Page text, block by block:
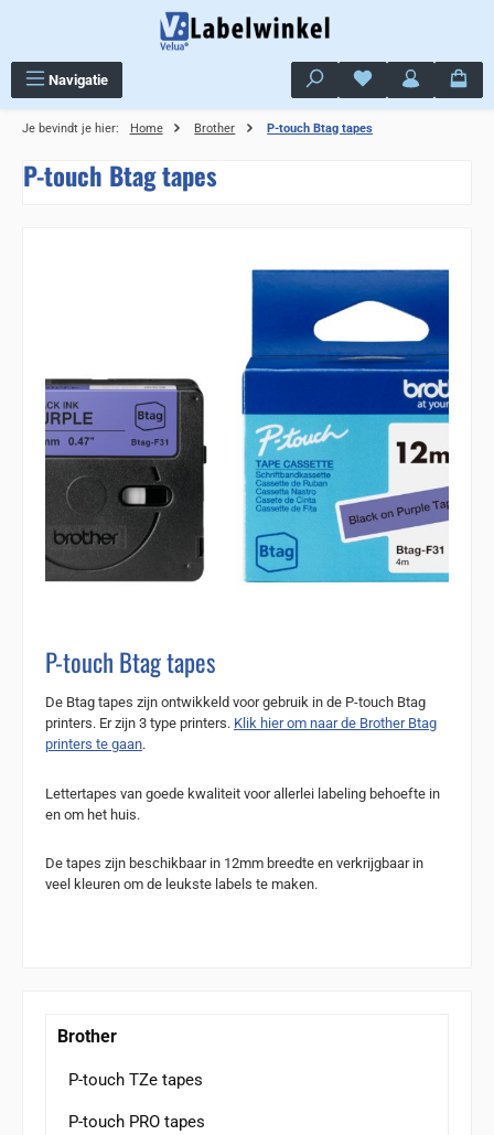
Navigatie Je hebt 0 items op
Je bevindt je hier: Home Brother P-touch Btag tapes
P-touch Btag tapes
P-touch Btag tapes
De Btag tapes zijn ontwikkeld voor gebruik in de P-touch Btag
printers. Er zijn 3 type printers. Klik hier om naar de Brother Btag
printers te gaan.
Lettertapes van goede kwaliteit voor allerlei labeling behoefte in
en om het huis.
De tapes zijn beschikbaar in 12mm breedte en verkrijgbaar in
veel kleuren om de leukste labels te maken.
Brother
P-touch TZe tapes
P-touch PRO tapes